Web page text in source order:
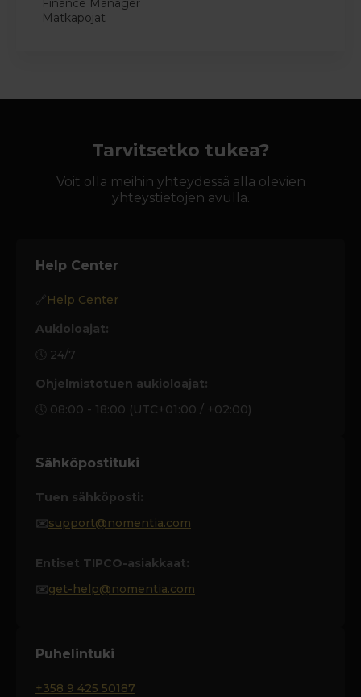
Finance Manager
Matkapojat
Tarvitsetko tukea?
Voit olla meihin yhteydessä alla olevien
yhteystietojen avulla.
Help Center
🔗Help Center
Aukioloajat:
🕔 24/7
Ohjelmistotuen aukioloajat:
🕔 08:00 - 18:00 (UTC+01:00 / +02:00)
Sähköpostituki
Tuen sähköposti:
✉️support@nomentia.com
Entiset TIPCO-asiakkaat:
✉️get-help@nomentia.com
Puhelintuki
+358 9 425 50187